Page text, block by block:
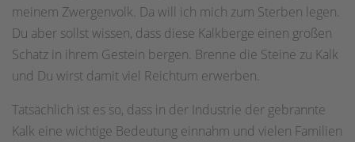
meinem Zwergenvolk. Da will ich mich zum Sterben legen.
Du aber sollst wissen, dass diese Kalkberge einen großen
Schatz in ihrem Gestein bergen. Brenne die Steine zu Kalk
und Du wirst damit viel Reichtum erwerben.
Tatsächlich ist es so, dass in der Industrie der gebrannte
Kalk eine wichtige Bedeutung einnahm und vielen Familien